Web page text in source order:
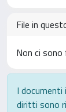
File in
Non ci
I
diritti sono